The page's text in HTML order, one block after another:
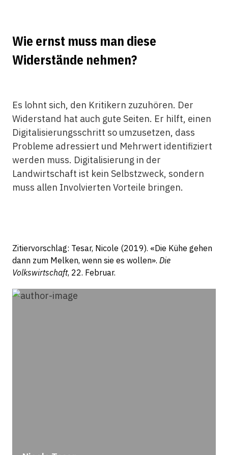
Wie ernst muss man diese
Widerstände nehmen?
Es lohnt sich, den Kritikern zuzuhören. Der
Widerstand hat auch gute Seiten. Er hilft, einen
Digitalisierungsschritt so umzusetzen, dass
Probleme adressiert und Mehrwert identifiziert
werden muss. Digitalisierung in der
Landwirtschaft ist kein Selbstzweck, sondern
muss allen Involvierten Vorteile bringen.
Zitiervorschlag: Tesar, Nicole (2019). «Die Kühe gehen
dann zum Melken, wenn sie es wollen». Die
Volkswirtschaft, 22. Februar.